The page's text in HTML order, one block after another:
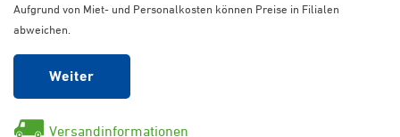
Aufgrund von Miet- und Personalkosten können Preise in Filialen
abweichen.
Weiter
Versandinformationen